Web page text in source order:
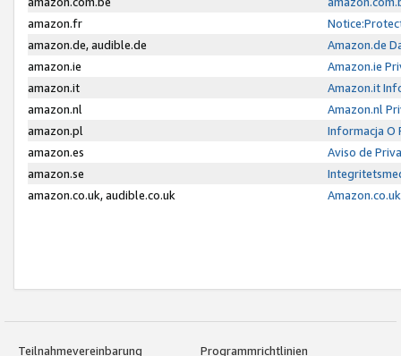
amazon.fr
amazon.de, audible.de
Amazon.de
amazon.ie
Amazon.ie
amazon.it
Amazon.it
amazon.nl
Amazon.nl
amazon.pl
Informacja O
amazon.es
Aviso de
amazon.se
amazon.co.uk, audible.co.uk
Teilnahmevereinbarung
Programmrichtlinien